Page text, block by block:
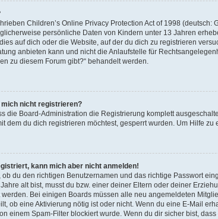
Children’s Online Privacy Protection Act of 1998
persönliche Daten von Kindern unter 13 Jahren
auf dich oder die Website, auf der du dich zu registrieren
anbieten kann und nicht die Anlaufstelle für
zu diesem Forum gibt?“ behandelt werden.
nicht registrieren?
die Board-Administration die Registrierung komplett
dem du dich registrieren möchtest, gesperrt wurden. Um Hilfe
kann mich aber nicht anmelden!
ob du den richtigen Benutzernamen und das richtige Passwort
alt bist, musst du bzw. einer deiner Eltern oder deiner
Bei einigen Boards müssen alle neu angemeldeten
ob eine Aktivierung nötig ist oder nicht. Wenn du eine E-Mail
einem Spam-Filter blockiert wurde. Wenn du dir sicher bist,